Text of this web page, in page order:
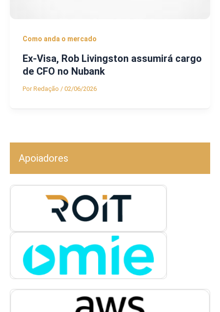
Como anda o mercado
Ex-Visa, Rob Livingston assumirá cargo
de CFO no Nubank
PorRedação / 02/06/2026
Apoiadores